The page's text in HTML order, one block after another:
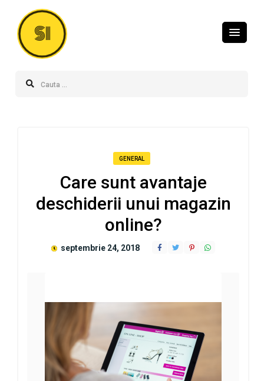
SI
GENERAL
Care sunt avantaje
deschiderii unui magazin
online?
septembrie 24, 2018